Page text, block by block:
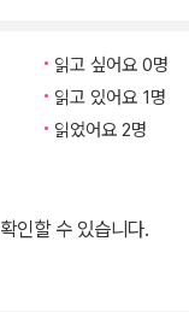
욕주의적 이상과 계율
로 ‘좁은 문’을 지나
단념하고 그것을 하
지 않고서는 무의미
에서 벗어나 제롬과
을 생각나게 하는 모
읽고 싶어요 0명
읽고 있어요 1명
읽었어요 2명
인할 수 있습니다.